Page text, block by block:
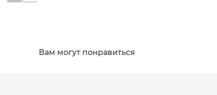
Вам могут понравиться